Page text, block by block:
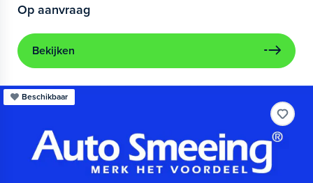
Op aanvraag
Bekijken
Beschikbaar